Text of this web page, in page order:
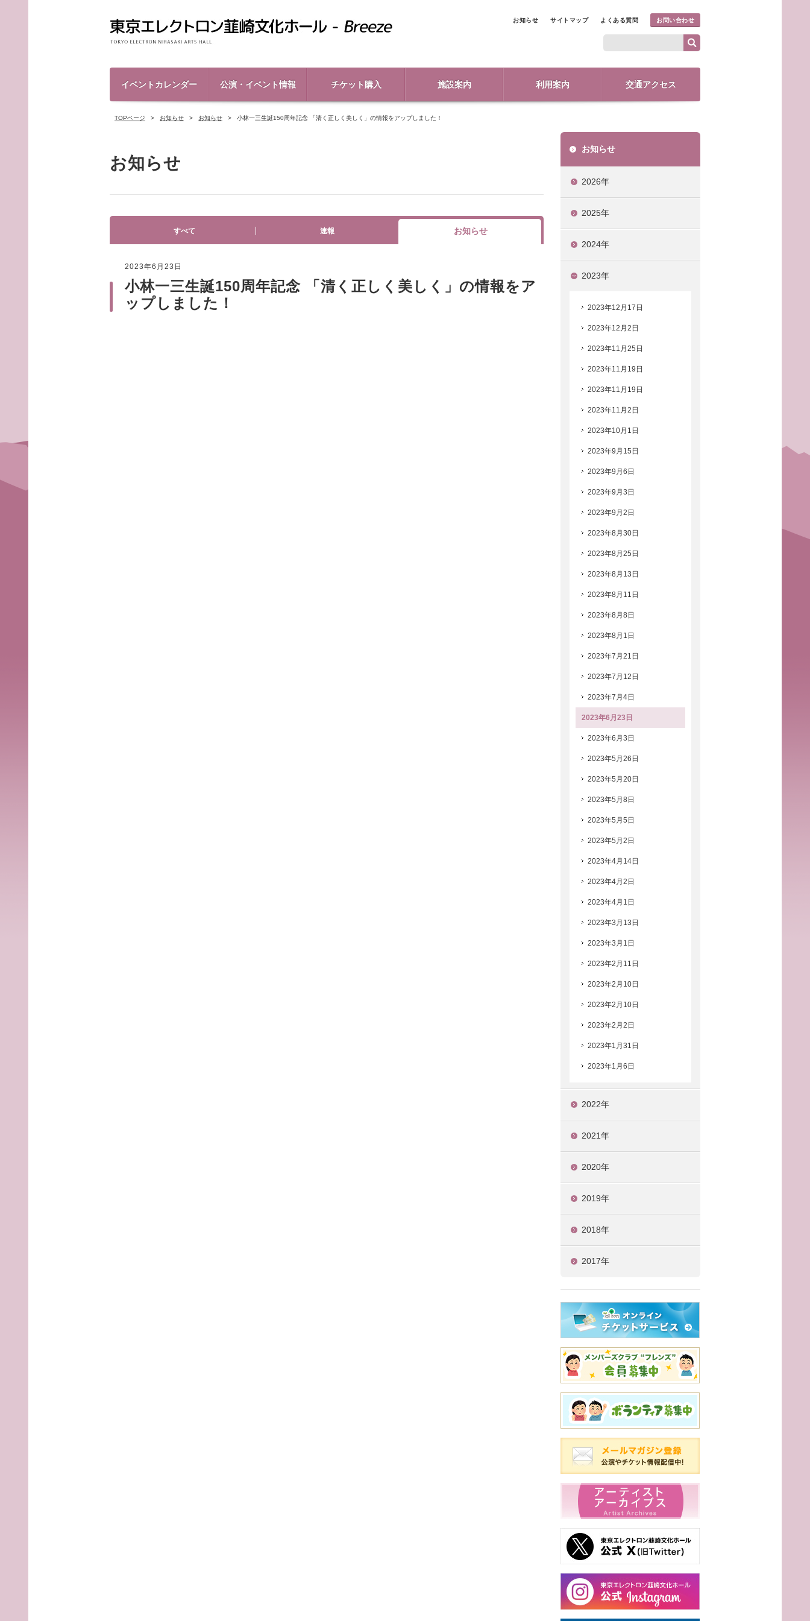
お知らせ サイトマップ よくある質問 お問い合わせ
イベントカレンダー 公演・イベント情報 チケット購入 施設案内 利用案内 交通アクセス
TOPページ お知らせ お知らせ 小林一三生誕150周年記念 「清く正しく美しく」の情報をアップしました！
お知らせ
すべて 速報 お知らせ
2023年6月23日
小林一三生誕150周年記念 「清く正しく美しく」の情報をア
ップしました！
お知らせ
2026年
2025年
2024年
2023年
2023年12月17日
2023年12月2日
2023年11月25日
2023年11月19日
2023年11月19日
2023年11月2日
2023年10月1日
2023年9月15日
2023年9月6日
2023年9月3日
2023年9月2日
2023年8月30日
2023年8月25日
2023年8月13日
2023年8月11日
2023年8月8日
2023年8月1日
2023年7月21日
2023年7月12日
2023年7月4日
2023年6月23日
2023年6月3日
2023年5月26日
2023年5月20日
2023年5月8日
2023年5月5日
2023年5月2日
2023年4月14日
2023年4月2日
2023年4月1日
2023年3月13日
2023年3月1日
2023年2月11日
2023年2月10日
2023年2月10日
2023年2月2日
2023年1月31日
2023年1月6日
2022年
2021年
2020年
2019年
2018年
2017年